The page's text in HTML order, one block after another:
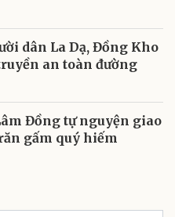
dân La Dạ, Đồng Kho
an toàn đường
Đồng tự nguyện giao
gấm quý hiếm